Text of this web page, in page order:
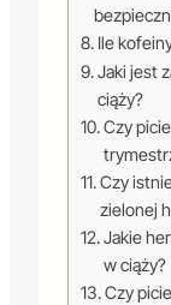
Ile
Jaki jest
ciąży?
Czy
Czy
zielonej
Jakie
w ciąży?
Czy